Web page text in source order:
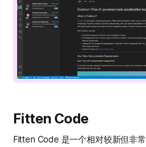
Fitten Code
Fitten Code 是一个相对较新但非